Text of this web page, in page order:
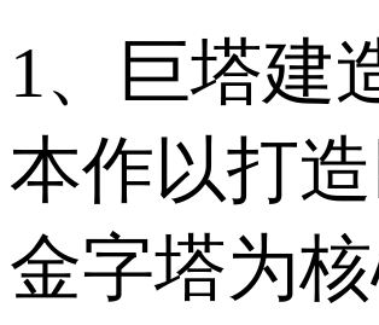
1、巨塔建
本作以打
金字塔为